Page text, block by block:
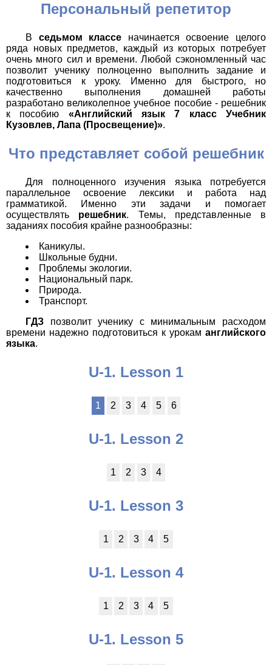
Персональный репетитор
В седьмом классе начинается освоение целого
ряда новых предметов, каждый из которых потребует
очень много сил и времени. Любой сэкономленный час
позволит ученику полноценно выполнить задание и
подготовиться к уроку. Именно для быстрого, но
качественно выполнения домашней работы
разработано великолепное учебное пособие - решебник
к пособию «Английский язык 7 класс Учебник
Кузовлев, Лапа (Просвещение)».
Что представляет собой решебник
Для полноценного изучения языка потребуется
параллельное освоение лексики и работа над
грамматикой. Именно эти задачи и помогает
осуществлять решебник. Темы, представленные в
заданиях пособия крайне разнообразны:
Каникулы.
Школьные будни.
Проблемы экологии.
Национальный парк.
Природа.
Транспорт.
ГДЗ позволит ученику с минимальным расходом
времени надежно подготовиться к урокам английского
языка.
U-1. Lesson 1
1 2 3 4 5 6
U-1. Lesson 2
1 2 3 4
U-1. Lesson 3
1 2 3 4 5
U-1. Lesson 4
1 2 3 4 5
U-1. Lesson 5